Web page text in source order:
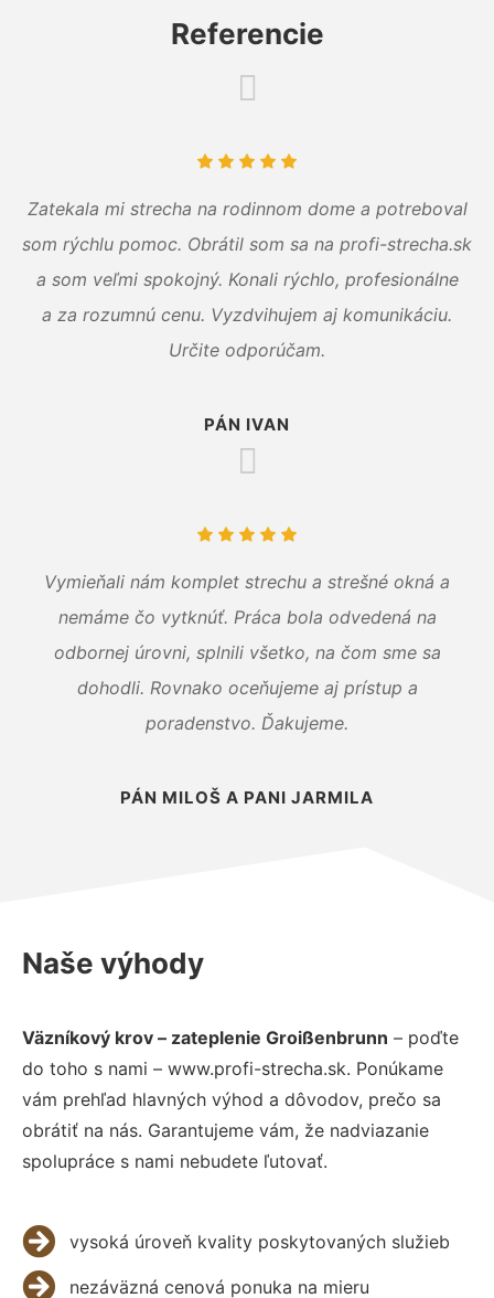
Referencie
Zatekala mi strecha na rodinnom dome a potreboval
som rýchlu pomoc. Obrátil som sa na profi-strecha.sk
a som veľmi spokojný. Konali rýchlo, profesionálne
a za rozumnú cenu. Vyzdvihujem aj komunikáciu.
Určite odporúčam.
PÁN IVAN
Vymieňali nám komplet strechu a strešné okná a
nemáme čo vytknúť. Práca bola odvedená na
odbornej úrovni, splnili všetko, na čom sme sa
dohodli. Rovnako oceňujeme aj prístup a
poradenstvo. Ďakujeme.
PÁN MILOŠ A PANI JARMILA
Naše výhody
Väzníkový krov – zateplenie Groißenbrunn – poďte
do toho s nami – www.profi-strecha.sk. Ponúkame
vám prehľad hlavných výhod a dôvodov, prečo sa
obrátiť na nás. Garantujeme vám, že nadviazanie
spolupráce s nami nebudete ľutovať.
vysoká úroveň kvality poskytovaných služieb
nezáväzná cenová ponuka na mieru